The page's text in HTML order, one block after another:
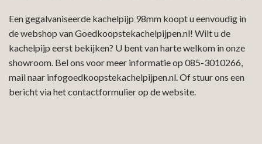
Een gegalvaniseerde kachelpijp 98mm koopt u eenvoudig in
de webshop van Goedkoopstekachelpijpen.nl! Wilt u de
kachelpijp eerst bekijken? U bent van harte welkom in onze
showroom. Bel ons voor meer informatie op 085-3010266,
mail naar infogoedkoopstekachelpijpen.nl. Of stuur ons een
bericht via het contactformulier op de website.